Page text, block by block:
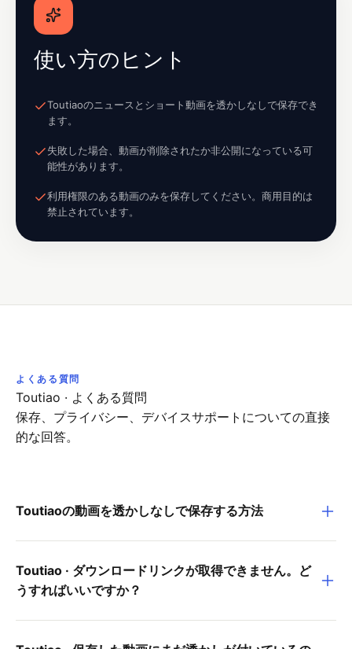
使い方のヒント
Toutiaoのニュースとショート動画を透かしなしで保存でき
ます。
失敗した場合、動画が削除されたか非公開になっている可
能性があります。
利用権限のある動画のみを保存してください。商用目的は
禁止されています。
よくある質問
Toutiao · よくある質問
保存、プライバシー、デバイスサポートについての直接
的な回答。
Toutiaoの動画を透かしなしで保存する方法
Toutiao · ダウンロードリンクが取得できません。ど
うすればいいですか？